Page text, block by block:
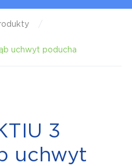
uchwyt poducha
3
uchwyt